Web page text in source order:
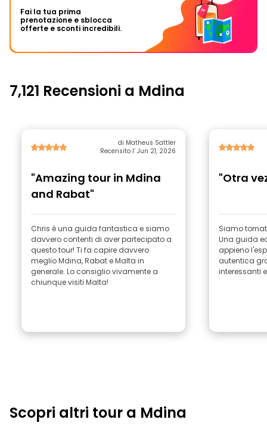
Fai la tua prima
prenotazione e sblocca
offerte e sconti incredibili.
7,121 Recensioni a Mdina
di Matheus Sattler
Recensito l’ Jun 21, 2026
"Amazing tour in Mdina
and Rabat"
Chris è una guida fantastica e siamo
davvero contenti di aver partecipato a
questo tour! Ti fa capire davvero
meglio Mdina, Rabat e Malta in
generale. Lo consiglio vivamente a
chiunque visiti Malta!
"Otra
Siamo
Una guida
appieno
autentica
Scopri altri tour a Mdina